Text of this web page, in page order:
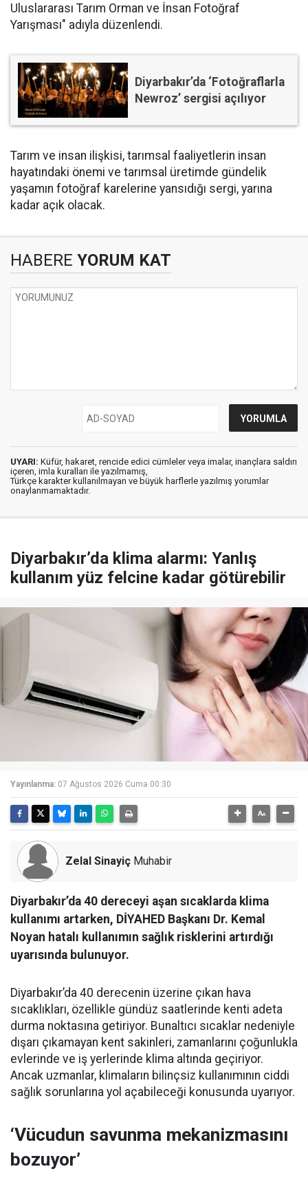
Uluslararası Tarım Orman ve İnsan Fotoğraf
Yarışması" adıyla düzenlendi.
Diyarbakır’da ‘Fotoğraflarla
Newroz’ sergisi açılıyor
Tarım ve insan ilişkisi, tarımsal faaliyetlerin insan
hayatındaki önemi ve tarımsal üretimde gündelik
yaşamın fotoğraf karelerine yansıdığı sergi, yarına
kadar açık olacak.
HABERE YORUM KAT
UYARI: Küfür, hakaret, rencide edici cümleler veya imalar, inançlara saldırı
içeren, imla kuralları ile yazılmamış,
Türkçe karakter kullanılmayan ve büyük harflerle yazılmış yorumlar
onaylanmamaktadır.
Diyarbakır’da klima alarmı: Yanlış
kullanım yüz felcine kadar götürebilir
Yayınlanma: 07 Ağustos 2026 Cuma 00:30
Zelal Sinayiç Muhabir
Diyarbakır’da 40 dereceyi aşan sıcaklarda klima
kullanımı artarken, DİYAHED Başkanı Dr. Kemal
Noyan hatalı kullanımın sağlık risklerini artırdığı
uyarısında bulunuyor.
Diyarbakır’da 40 derecenin üzerine çıkan hava
sıcaklıkları, özellikle gündüz saatlerinde kenti adeta
durma noktasına getiriyor. Bunaltıcı sıcaklar nedeniyle
dışarı çıkamayan kent sakinleri, zamanlarını çoğunlukla
evlerinde ve iş yerlerinde klima altında geçiriyor.
Ancak uzmanlar, klimaların bilinçsiz kullanımının ciddi
sağlık sorunlarına yol açabileceği konusunda uyarıyor.
‘Vücudun savunma mekanizmasını
bozuyor’